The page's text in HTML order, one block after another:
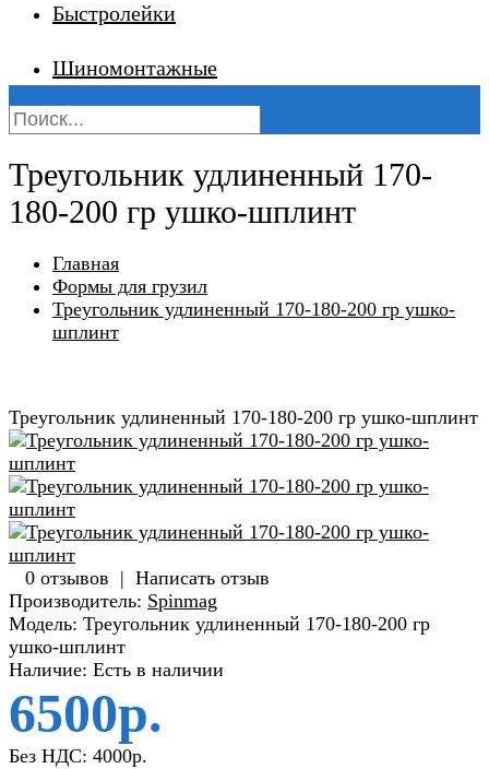
Быстролейки
Шиномонтажные
Треугольник удлиненный 170-
180-200 гр ушко-шплинт
Главная
Формы для грузил
Треугольник удлиненный 170-180-200 гр ушко-
шплинт
Треугольник удлиненный 170-180-200 гр ушко-шплинт
0 отзывов | Написать отзыв
Производитель: Spinmag
Модель: Треугольник удлиненный 170-180-200 гр
ушко-шплинт
Наличие: Есть в наличии
6500р.
Без НДС: 4000р.